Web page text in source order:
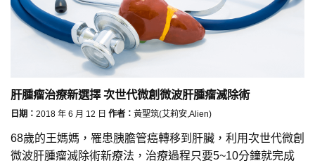
肝腫瘤治療新選擇 次世代微創微波肝腫瘤滅除術
日期： 2018 年 6 月 12 日 作者： 黃聖筑(艾莉安,Alien)
68歲的王媽媽，罹患胰膽管癌轉移到肝臟，利用次世代微創
微波肝腫瘤滅除術新療法，治療過程只要5~10分鐘就完成